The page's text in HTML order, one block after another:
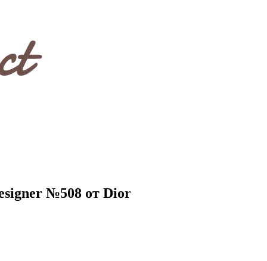
№508 от Dior